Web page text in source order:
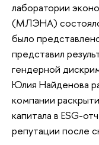
лаборатории
(МЛЭНА)
было
представил
гендерной
Юлия Найденова
компании
капитала в ESG-
репутации после